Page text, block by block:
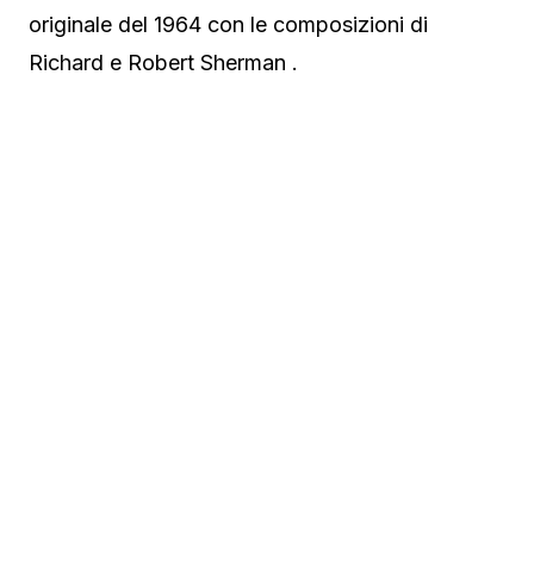
originale del 1964 con le composizioni di
Richard e Robert Sherman .